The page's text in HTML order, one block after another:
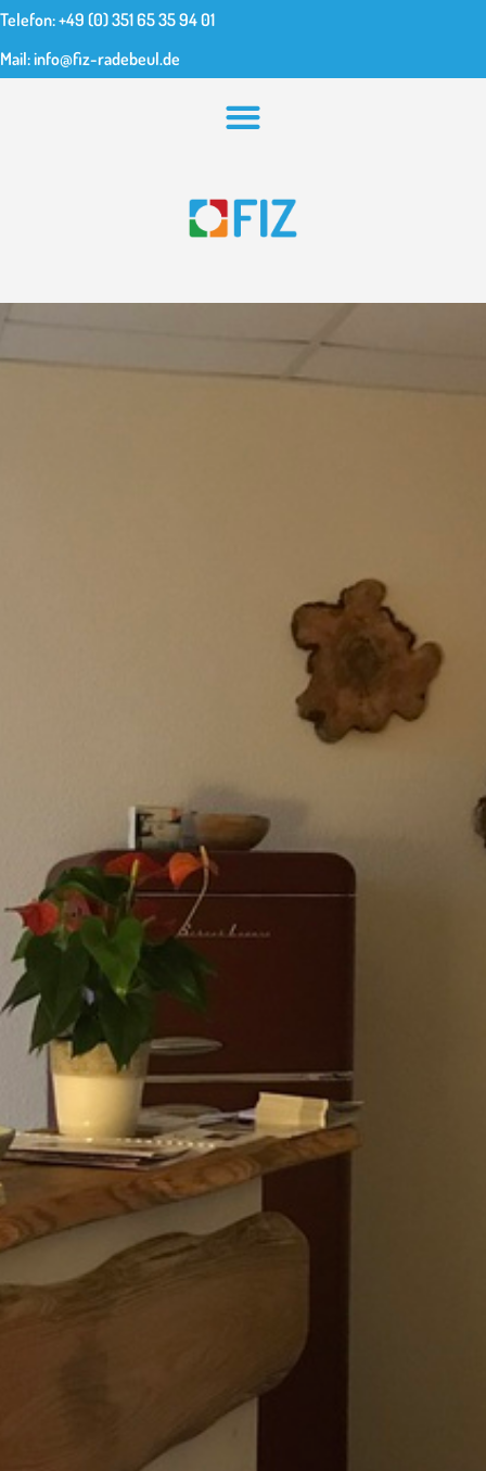
Telefon: +49 (0) 351 65 35 94 01
Mail: info@fiz-radebeul.de